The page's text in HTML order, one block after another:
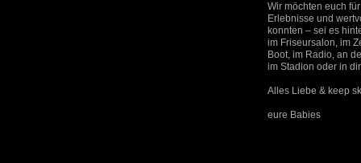
Wir möchten euch
Erlebnisse und
konnten – sei es
im Friseursalon, im
Boot, im Radio, an
im Stadion oder in
Alles Liebe & keep
eure Babies